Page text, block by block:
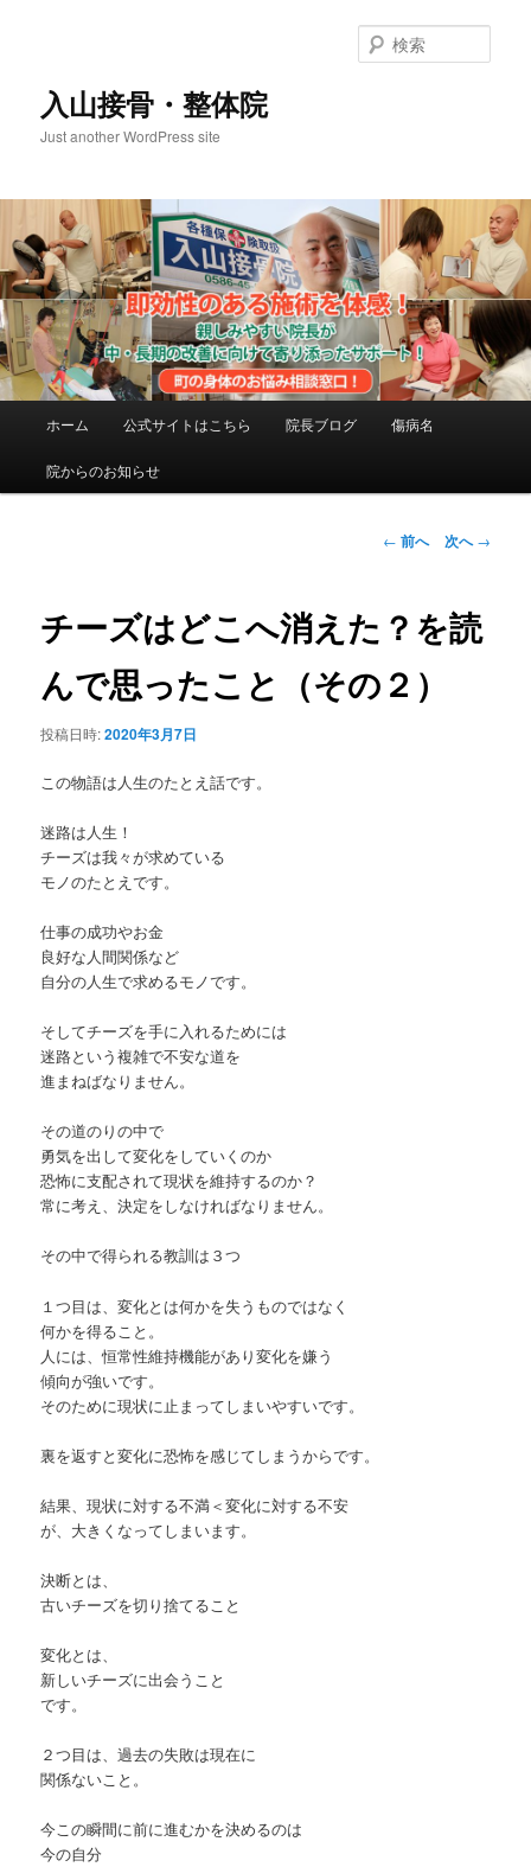
移
動
入山接骨・整体院
Just another WordPress site
索
メ
ホーム 公式サイトはこちら 院長ブログ 傷病名
院からのお知らせ
投
ビ
ゲ
シ
← 前へ 次へ→
チーズはどこへ消えた？を読
んで思ったこと（その２）
投稿日時:2020年3月7日
この物語は人生のたとえ話です。
迷路は人生！
チーズは我々が求めている
モノのたとえです。
仕事の成功やお金
良好な人間関係など
自分の人生で求めるモノです。
そしてチーズを手に入れるためには
迷路という複雑で不安な道を
進まねばなりません。
その道のりの中で
勇気を出して変化をしていくのか
恐怖に支配されて現状を維持するのか？
常に考え、決定をしなければなりません。
その中で得られる教訓は３つ
１つ目は、変化とは何かを失うものではなく
何かを得ること。
人には、恒常性維持機能があり変化を嫌う
傾向が強いです。
そのために現状に止まってしまいやすいです。
裏を返すと変化に恐怖を感じてしまうからです。
結果、現状に対する不満＜変化に対する不安
が、大きくなってしまいます。
決断とは、
古いチーズを切り捨てること
変化とは、
新しいチーズに出会うこと
です。
２つ目は、過去の失敗は現在に
関係ないこと。
今この瞬間に前に進むかを決めるのは
今の自分